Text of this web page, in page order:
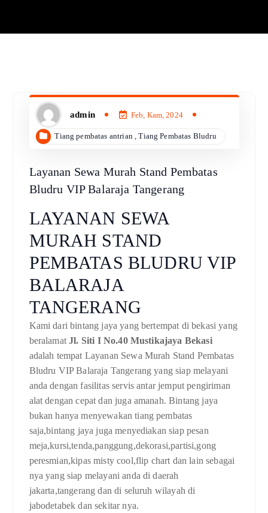
admin Feb, Kam, 2024
Tiang pembatas antrian,Tiang Pembatas Bludru
Layanan Sewa Murah Stand Pembatas
Bludru VIP Balaraja Tangerang
LAYANAN SEWA
MURAH STAND
PEMBATAS BLUDRU VIP
BALARAJA
TANGERANG
Kami dari bintang jaya yang bertempat di bekasi yang
beralamatJl. Siti I No.40 Mustikajaya Bekasi
adalah tempat Layanan Sewa Murah Stand Pembatas
Bludru VIP Balaraja Tangerang yang siap melayani
anda dengan fasilitas servis antar jemput pengiriman
alat dengan cepat dan juga amanah. Bintang jaya
bukan hanya menyewakan tiang pembatas
saja,bintang jaya juga menyediakan siap pesan
meja,kursi,tenda,panggung,dekorasi,partisi,gong
peresmian,kipas misty cool,flip chart dan lain sebagai
nya yang siap melayani anda di daerah
jakarta,tangerang dan di seluruh wilayah di
jabodetabek dan sekitar nya.